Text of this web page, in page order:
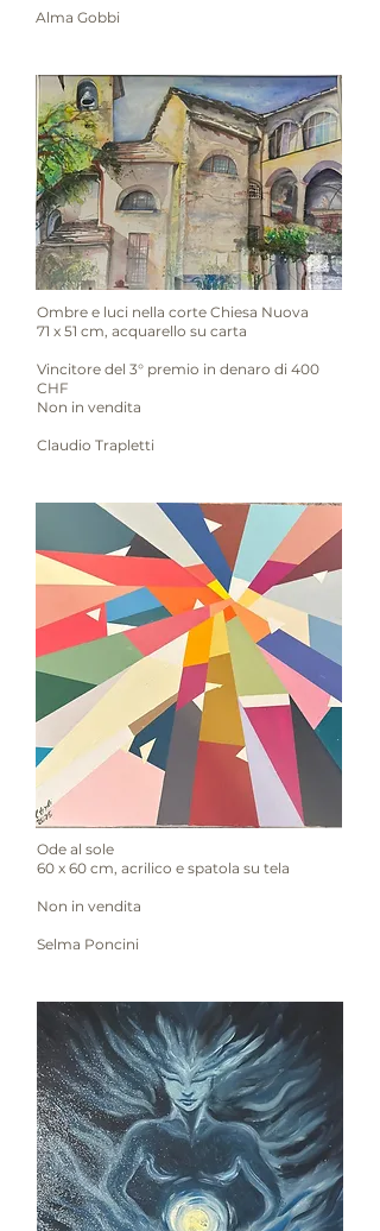
Alma Gobbi
Ombre e luci nella corte Chiesa Nuova
71 x 51 cm, acquarello su carta
Vincitore del 3° premio in denaro di 400
CHF
Non in vendita
Claudio Trapletti
Ode al sole
60 x 60 cm, acrilico e spatola su tela
Non in vendita
Selma Poncini